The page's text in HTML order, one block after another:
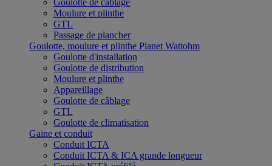
Goulotte de câblage
Moulure et plinthe
GTL
Passage de plancher
Goulotte, moulure et plinthe Planet Wattohm
Goulotte d'installation
Goulotte de distribution
Moulure et plinthe
Appareillage
Goulotte de câblage
GTL
Goulotte de climatisation
Gaine et conduit
Conduit ICTA
Conduit ICTA & ICA grande longueur